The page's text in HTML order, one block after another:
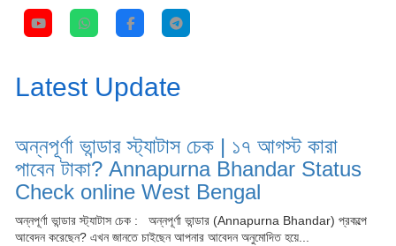
Latest Update
অন্নপূর্ণা ভান্ডার স্ট্যাটাস চেক | ১৭ আগস্ট কারা
পাবেন টাকা? Annapurna Bhandar Status
Check online West Bengal
অন্নপূর্ণা ভান্ডার স্ট্যাটাস চেক : অন্নপূর্ণা ভান্ডার (Annapurna Bhandar) প্রকল্পে
আবেদন করেছেন? এখন জানতে চাইছেন আপনার আবেদন অনুমোদিত হয়ে...